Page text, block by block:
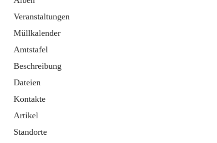
Veranstaltungen
Müllkalender
Amtstafel
Beschreibung
Dateien
Kontakte
Artikel
Standorte
neuem
Tab